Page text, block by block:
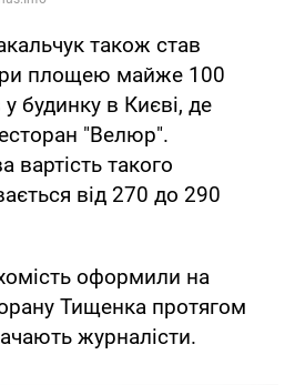
також став
площею майже 100
будинку в Києві, де
"Велюр".
такого
від 270 до 290
оформили на
Тищенка протягом
журналісти.